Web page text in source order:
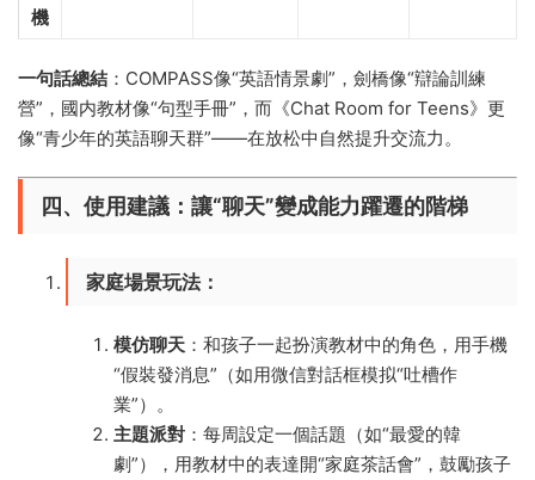
機
一句話總結 ：COMPASS像“英語情景劇”，劍橋像“辯論訓練
營”，國内教材像“句型手冊”，而《Chat Room for Teens》更
像“青少年的英語聊天群”——在放松中自然提升交流力。
四、使用建議：讓“聊天”變成能力躍遷的階梯
家庭場景玩法：
模仿聊天 ：和孩子一起扮演教材中的角色，用手機
“假裝發消息”（如用微信對話框模拟“吐槽作
業”）。
主題派對 ：每周設定一個話題（如“最愛的韓
劇”），用教材中的表達開“家庭茶話會”，鼓勵孩子